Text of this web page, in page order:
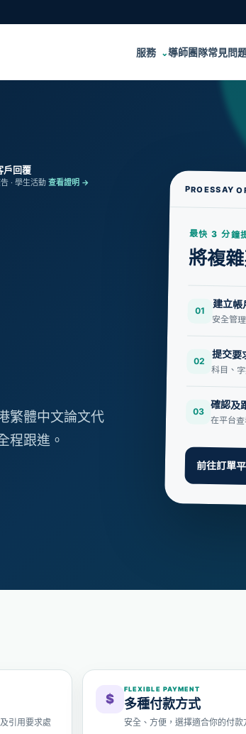
服務 ⌄導師團隊常見問
戶回覆
· 學生活動 查看證明 →
繁體中文論文代
程跟進。
PROESSAY
最快 3 分鐘
將複
01
建立帳
安全管
02
提交要
科目、
03 確認及
在平台
前往訂單
引用要求處
$
FLEXIBLE PAYMENT
多種付款方式
安全、方便，選擇適合你的付款